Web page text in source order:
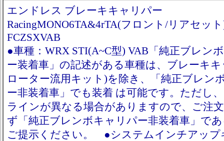
エンドレス ブレーキキャリパー
RacingMONO6TA&4rTA(フロント/リアセッ
FCZSXVAB
●車種：WRX STI(A~C型) VAB「純正ブレン
ー装着車」の記述がある車種は、ブレーキ
ローター流用キット)を除き、「純正ブレン
ー非装着車」でも装着 は可能です。ただし
ラインが異なる場合がありますので、ご注
ず「純正ブレンボキャリパー非装着車」で
ご提示ください。 ●システムインチアップ